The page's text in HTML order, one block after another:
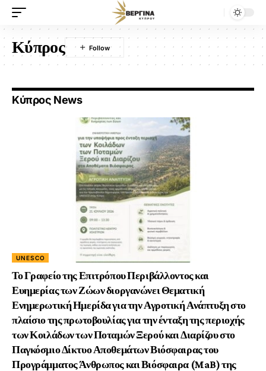
Κύπρος
Κύπρος News
UNESCO
Το Γραφείο της Επιτρόπου Περιβάλλοντος και
Ευημερίας των Ζώων διοργανώνει Θεματική
Ενημερωτική Ημερίδα για την Αγροτική Ανάπτυξη στο
πλαίσιο της πρωτοβουλίας για την ένταξη της περιοχής
των Κοιλάδων των Ποταμών Ξερού και Διαρίζου στο
Παγκόσμιο Δίκτυο Αποθεμάτων Βιόσφαιρας του
Προγράμματος Άνθρωπος και Βιόσφαιρα (MaB) της